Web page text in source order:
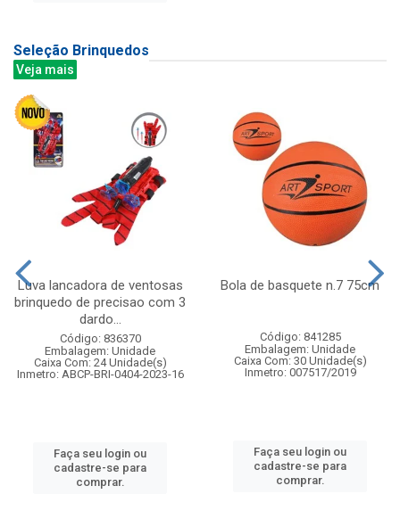
Seleção Brinquedos
Veja mais
Luva lancadora de ventosas
brinquedo de precisao com 3
dardo...
Código: 836370
Embalagem: Unidade
Caixa Com: 24 Unidade(s)
Inmetro: ABCP-BRI-0404-2023-16
Faça seu login ou
cadastre-se para
comprar.
Bola de basquete n.7 75cm
Código: 841285
Embalagem: Unidade
Caixa Com: 30 Unidade(s)
Inmetro: 007517/2019
Faça seu login ou
cadastre-se para
comprar.